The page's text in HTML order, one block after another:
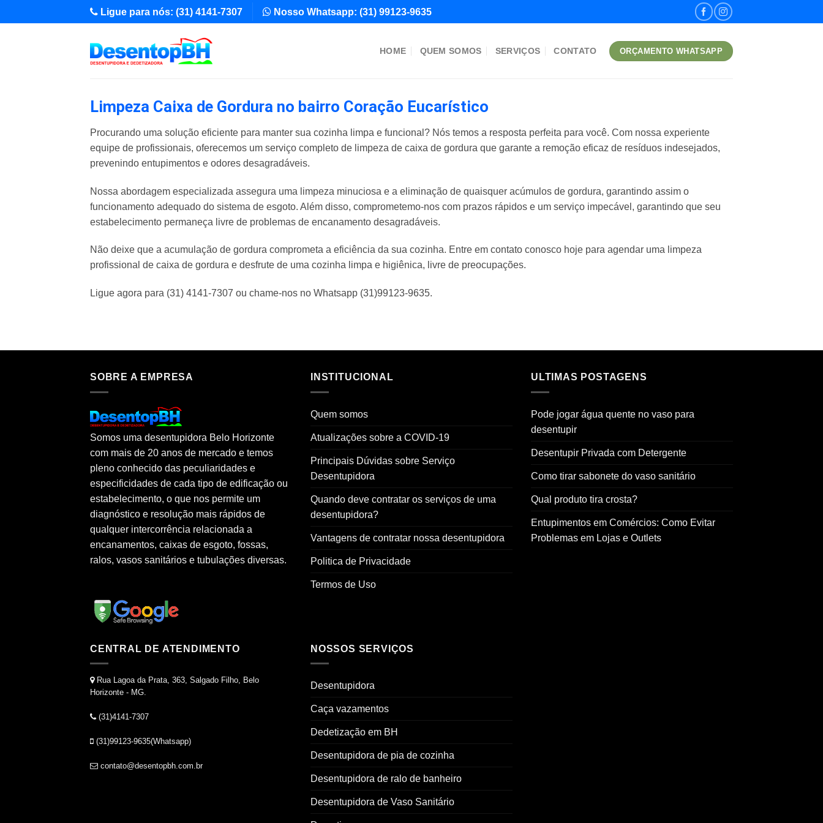
to
Ligue para nós: (31) 4141-7307 Nosso Whatsapp: (31) 99123-9635
HOME QUEM SOMOS SERVIÇOS CONTATO ORÇAMENTO WHATSAPP
Limpeza Caixa de Gordura no bairro Coração Eucarístico
Procurando uma solução eficiente para manter sua cozinha limpa e funcional? Nós temos a resposta perfeita para você. Com nossa experiente
equipe de profissionais, oferecemos um serviço completo de limpeza de caixa de gordura que garante a remoção eficaz de resíduos indesejados,
prevenindo entupimentos e odores desagradáveis.
Nossa abordagem especializada assegura uma limpeza minuciosa e a eliminação de quaisquer acúmulos de gordura, garantindo assim o
funcionamento adequado do sistema de esgoto. Além disso, comprometemo-nos com prazos rápidos e um serviço impecável, garantindo que seu
estabelecimento permaneça livre de problemas de encanamento desagradáveis.
Não deixe que a acumulação de gordura comprometa a eficiência da sua cozinha. Entre em contato conosco hoje para agendar uma limpeza
profissional de caixa de gordura e desfrute de uma cozinha limpa e higiênica, livre de preocupações.
Ligue agora para (31) 4141-7307 ou chame-nos no Whatsapp (31)99123-9635.
SOBRE A EMPRESA
Somos uma desentupidora Belo Horizonte
com mais de 20 anos de mercado e temos
pleno conhecido das peculiaridades e
especificidades de cada tipo de edificação ou
estabelecimento, o que nos permite um
diagnóstico e resolução mais rápidos de
qualquer intercorrência relacionada a
encanamentos, caixas de esgoto, fossas,
ralos, vasos sanitários e tubulações diversas.
INSTITUCIONAL
Quem somos
Atualizações sobre a COVID-19
Principais Dúvidas sobre Serviço
Desentupidora
Quando deve contratar os serviços de uma
desentupidora?
Vantagens de contratar nossa desentupidora
Politica de Privacidade
Termos de Uso
ULTIMAS POSTAGENS
Pode jogar água quente no vaso para
desentupir
Desentupir Privada com Detergente
Como tirar sabonete do vaso sanitário
Qual produto tira crosta?
Entupimentos em Comércios: Como Evitar
Problemas em Lojas e Outlets
CENTRAL DE ATENDIMENTO
Rua Lagoa da Prata, 363, Salgado Filho, Belo
Horizonte - MG.
(31)4141-7307
(31)99123-9635(Whatsapp)
contato@desentopbh.com.br
NOSSOS SERVIÇOS
Desentupidora
Caça vazamentos
Dedetização em BH
Desentupidora de pia de cozinha
Desentupidora de ralo de banheiro
Desentupidora de Vaso Sanitário